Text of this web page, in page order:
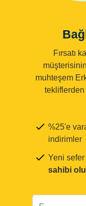
Fırsatı
muhteşem
tekliflerden
%25'e
indirimler
Yeni sefer
sahibi